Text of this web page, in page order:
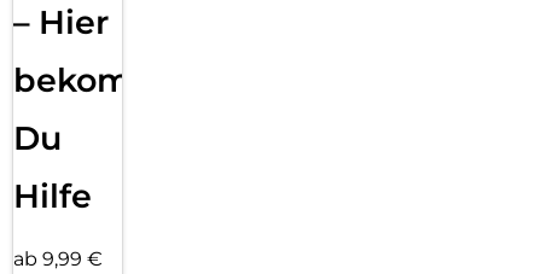
– Hier
bekommst
Du
Hilfe
ab 9,99 €